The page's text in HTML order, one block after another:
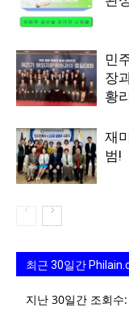
민
장
황
재
범!
최근 30일간
지난 30일간 조회수: